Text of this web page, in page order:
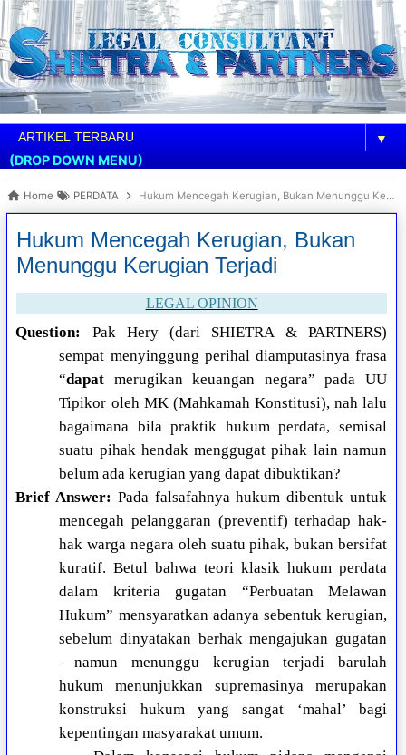
▼
(DROP DOWN MENU)
Home PERDATA Hukum Mencegah Kerugian, Bukan Menunggu Kerugian Terjadi
Hukum Mencegah Kerugian, Bukan
Menunggu Kerugian Terjadi
LEGAL OPINION
Question:
Pak Hery (dari SHIETRA & PARTNERS)
sempat menyinggung perihal diamputasinya frasa
“dapat merugikan keuangan negara” pada UU
Tipikor oleh MK (Mahkamah Konstitusi), nah lalu
bagaimana bila praktik hukum perdata, semisal
suatu pihak hendak menggugat pihak lain namun
belum ada kerugian yang dapat dibuktikan?
Brief Answer: Pada falsafahnya hukum dibentuk untuk
mencegah pelanggaran (preventif) terhadap hak-
hak warga negara oleh suatu pihak, bukan bersifat
kuratif. Betul bahwa teori klasik hukum perdata
dalam kriteria gugatan “Perbuatan Melawan
Hukum” mensyaratkan adanya sebentuk kerugian,
sebelum dinyatakan berhak mengajukan gugatan
—namun menunggu kerugian terjadi barulah
hukum menunjukkan supremasinya merupakan
konstruksi hukum yang sangat ‘mahal’ bagi
kepentingan masyarakat umum.